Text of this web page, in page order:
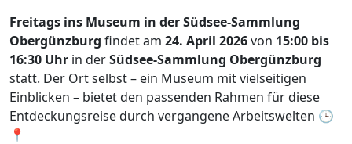
Freitags ins Museum in der Südsee-Sammlung
Obergünzburg findet am 24. April 2026von 15:00 bis
16:30 Uhr in derSüdsee-Sammlung Obergünzburg
statt. Der Ort selbst – ein Museum mit vielseitigen
Einblicken – bietet den passenden Rahmen für diese
Entdeckungsreise durch vergangene Arbeitswelten 🕒
📍